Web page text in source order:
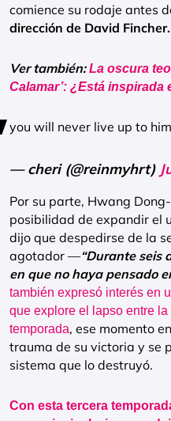
comience su rodaje antes
dirección de David Fincher.
Ver también:La oscura
Calamar’: ¿Está inspirada
you will never live up to him
— cheri (@reinmyhrt)
Por su parte, Hwang
posibilidad de expandir el
dijo que despedirse de la
agotador —“Durante seis
en que no haya pensado
también expresó interés en
que explore el lapso entre
temporada, ese momento
trauma de su victoria y se
sistema que lo destruyó.
Con esta tercera